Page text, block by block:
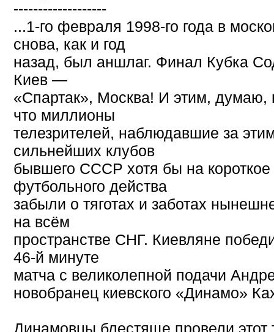
-------------------
...1-го февраля 1998-го года в
снова, как и год
назад, был аншлаг. Финал Кубка
Киев —
«Спартак», Москва! И этим, думаю,
что миллионы
телезрителей, наблюдавшие за
сильнейших клубов
бывшего СССР хотя бы на короткое
футбольного действа
забыли о тяготах и заботах
на всём
пространстве СНГ. Киевляне
46-й минуте
матча с великолепной подачи
новобранец киевского «Динамо»
Динамовцы блестяще провели этот